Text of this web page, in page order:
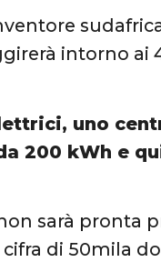
intorno ai
uno
200 kWh e
sarà pronta
di 50mila